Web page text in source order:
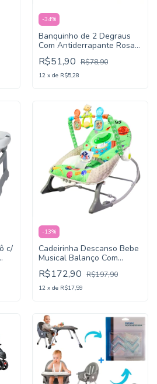
-34%
Banquinho de 2 Degraus
Com Antiderrapante Rosa -
KaBaby
R$51,90 R$78,90
12 x de R$5,28
c/
-13%
Cadeirinha Descanso Bebe
Musical Balanço Com
Mobile - Kababy
R$172,90 R$197,90
12 x de R$17,59